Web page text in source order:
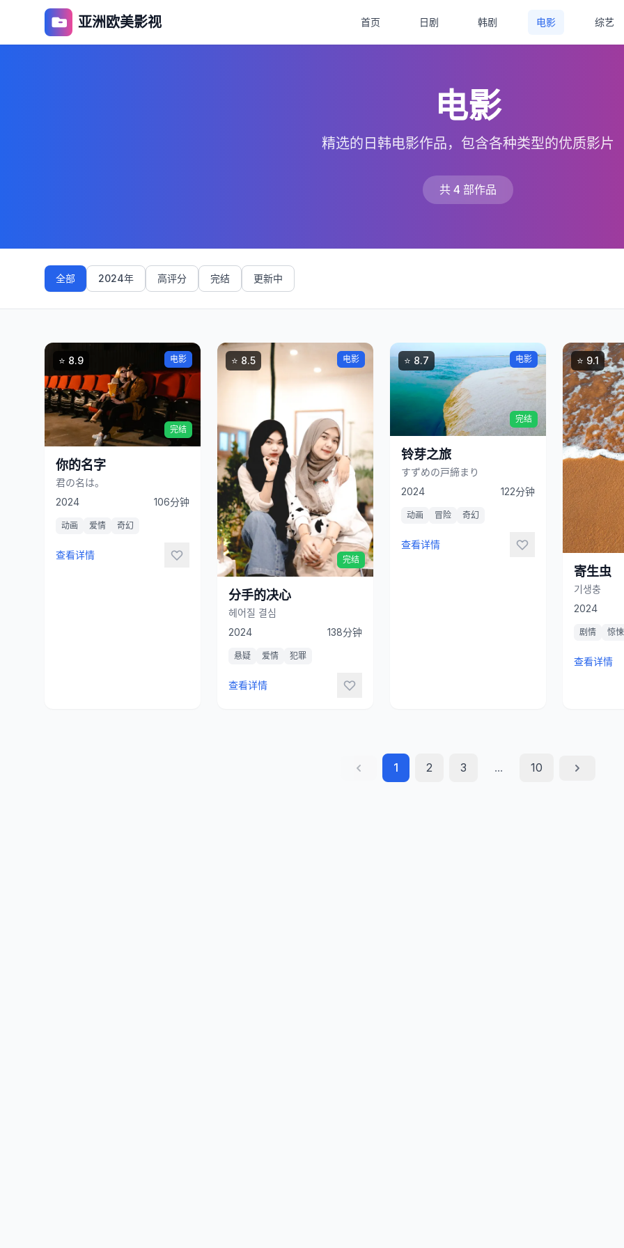
亚洲欧美影视 首页 日剧 韩剧 电影 综艺
电影
精选的日韩电影作品，包含各种类型的优质影片
共 4 部作品
全部 2024年 高评分 完结 更新中
立
即
观
看
⭐ 8.9 电影
完结
你的名字
君の名は。
2024
106分钟
动画 爱情 奇幻
查看详情
立
即
观
看
⭐ 8.5 电影
完结
分手的决心
헤어질 결심
2024
138分钟
悬疑 爱情 犯罪
查看详情
立
即
观
⭐ 8.7 电影
完结
铃芽之旅
すずめの戸締まり
2024
122分钟
动画 冒险 奇幻
查看详情
立
即
观
看
⭐ 9.1
寄生虫
기생충
2024
剧情 惊悚
查看详情
1 2 3 ... 10